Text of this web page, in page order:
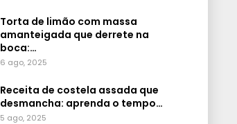
Torta de limão com massa
amanteigada que derrete na
boca:…
6 ago, 2025
Receita de costela assada que
desmancha: aprenda o tempo…
5 ago, 2025